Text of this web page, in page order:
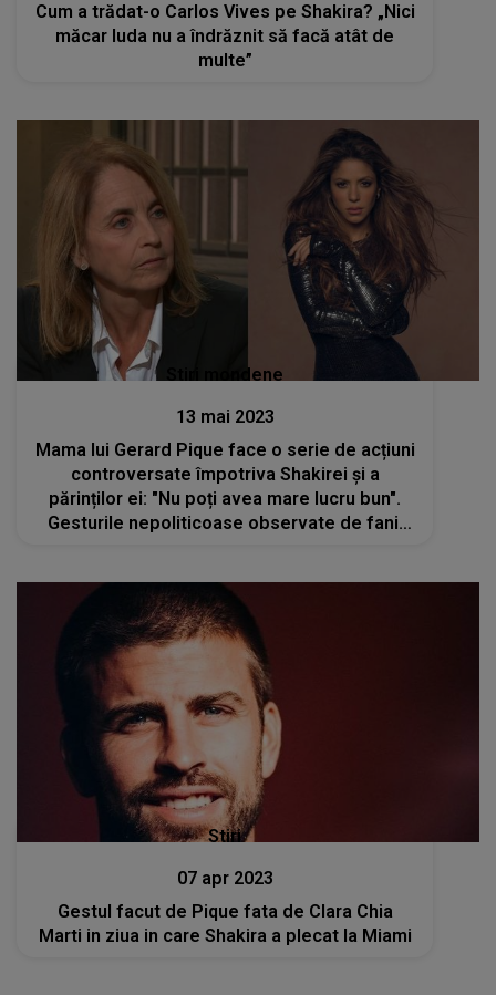
Cum a trădat-o Carlos Vives pe Shakira? „Nici
măcar Iuda nu a îndrăznit să facă atât de
multe”
Stiri mondene
13 mai 2023
Mama lui Gerard Pique face o serie de acțiuni
controversate împotriva Shakirei și a
părinților ei: "Nu poți avea mare lucru bun".
Gesturile nepoliticoase observate de fanii
Stiri
07 apr 2023
Gestul facut de Pique fata de Clara Chia
Marti in ziua in care Shakira a plecat la Miami